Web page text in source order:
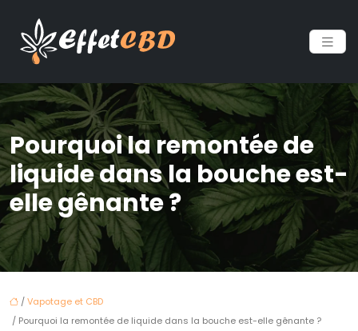
Pourquoi la remontée de
liquide dans la bouche est-
elle gênante ?
/Vapotage et CBD
/ Pourquoi la remontée de liquide dans la bouche est-elle gênante ?